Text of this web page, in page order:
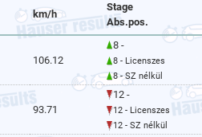
km/h
Stage
Abs.pos.
106.12
8 -
8 - Licenszes
8 - SZ nélkül
93.71
12 -
12 - Licenszes
12 - SZ nélkül